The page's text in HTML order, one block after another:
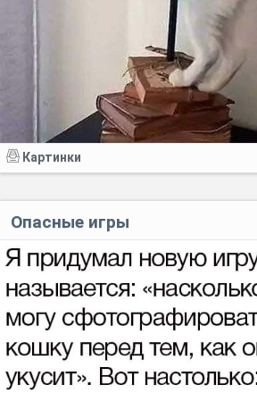
Картинки
Опасные игры